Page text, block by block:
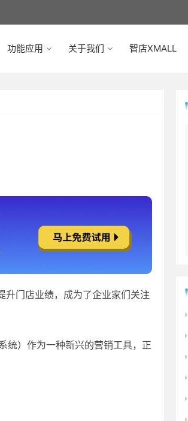
功能应用 关于我们 智店XMALL
升门店业绩，成为了企业家们关注
）作为一种新兴的营销工具，正